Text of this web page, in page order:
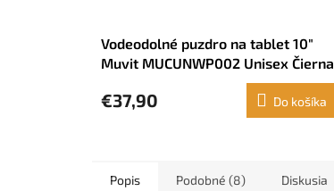
Vodeodolné puzdro na tablet 10"
Muvit MUCUNWP002 Unisex Čierna
€37,90 Do košíka
Popis Podobné (8) Diskusia